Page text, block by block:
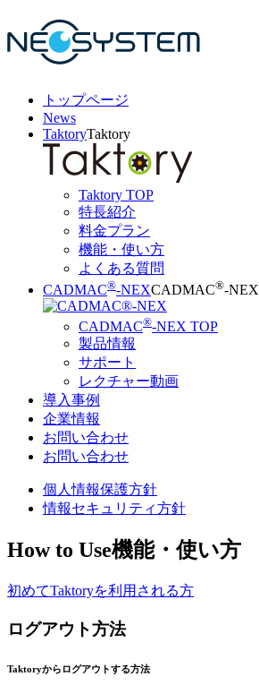
トップページ
News
TaktoryTaktory
Taktory TOP
特長紹介
料金プラン
機能・使い方
よくある質問
CADMAC®-NEXCADMAC®-NEX
CADMAC®-NEX TOP
製品情報
サポート
レクチャー動画
導入事例
企業情報
お問い合わせ
お問い合わせ
個人情報保護方針
情報セキュリティ方針
How to Use機能・使い方
初めてTaktoryを利用される方
ログアウト方法
Taktoryからログアウトする方法